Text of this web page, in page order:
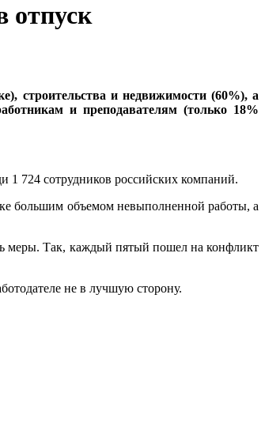
отпуск
строительства и недвижимости (60%), а
и преподавателям (только 18%
1 724 сотрудников российских компаний.
большим объемом невыполненной работы, а
меры. Так, каждый пятый пошел на конфликт
не в лучшую сторону.